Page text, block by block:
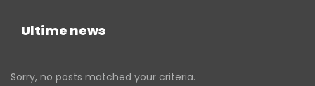
Ultime news
Sorry, no posts matched your criteria.